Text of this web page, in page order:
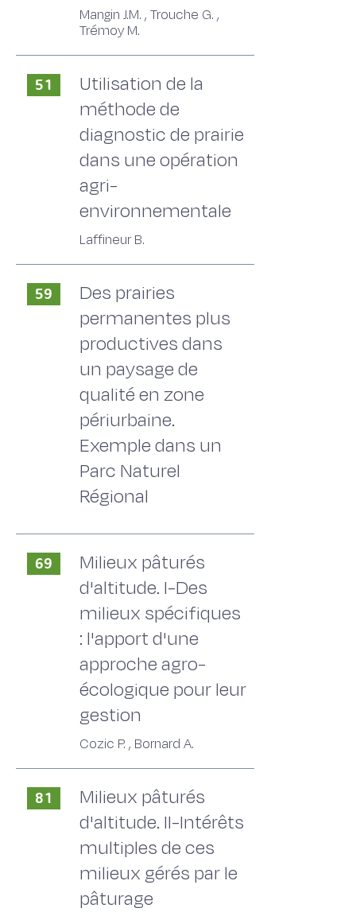
Mangin J.M. , Trouche G. ,
Trémoy M.
51
Utilisation de la
méthode de
diagnostic de prairie
dans une opération
agri-
environnementale
Laffineur B.
59
Des prairies
permanentes plus
productives dans
un paysage de
qualité en zone
périurbaine.
Exemple dans un
Parc Naturel
Régional
69
Milieux pâturés
d'altitude. I-Des
milieux spécifiques
: l'apport d'une
approche agro-
écologique pour leur
gestion
Cozic P. , Bornard A.
81
Milieux pâturés
d'altitude. II-Intérêts
multiples de ces
milieux gérés par le
pâturage